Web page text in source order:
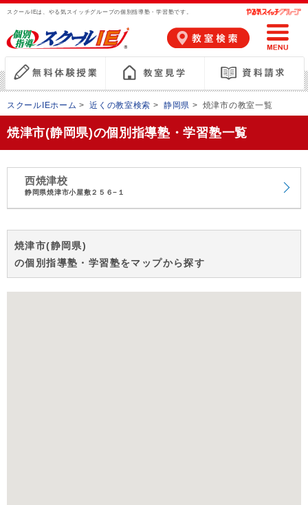
スクールIEは、やる気スイッチグループの個別指導塾・学習塾です。
スクールIEホーム > 近くの教室検索 > 静岡県 > 焼津市の教室一覧
焼津市(静岡県)の個別指導塾・学習塾一覧
西焼津校
静岡県焼津市小屋敷２５６−１
焼津市(静岡県)
の個別指導塾・学習塾をマップから探す